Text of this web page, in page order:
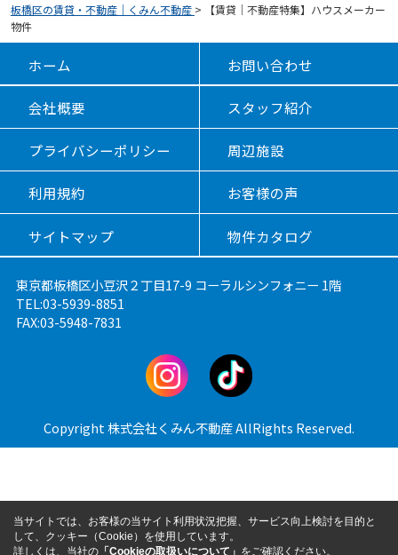
板橋区の賃貸・不動産｜くみん不動産 >
【賃貸｜不動産特集】ハウスメーカー
物件
ホーム お問い合わせ
会社概要 スタッフ紹介
プライバシーポリシー 周辺施設
利用規約 お客様の声
サイトマップ 物件カタログ
東京都板橋区小豆沢２丁目17-9 コーラルシンフォニー 1階
TEL:03-5939-8851
FAX:03-5948-7831
Copyright 株式会社くみん不動産 AllRights Reserved.
当サイトでは、お客様の当サイト利用状況把握、サービス向上検討を目的と
して、クッキー（Cookie）を使用しています。
詳しくは、当社の 「Cookieの取扱いについて」 をご確認ください。